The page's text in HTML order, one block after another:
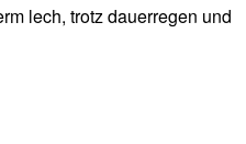
lech, trotz dauerregen und